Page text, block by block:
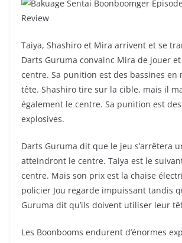
Taiya, Shashiro et Mira arrivent et se
Darts Guruma convainc Mira de jouer
centre. Sa punition est des bassines en
tête. Shashiro tire sur la cible, mais il
également le centre. Sa punition est
explosives.
Darts Guruma dit que le jeu s’arrêtera
atteindront le centre. Taiya est le
centre. Mais son prix est la chaise
policier Jou regarde impuissant tandis
Guruma dit qu’ils doivent utiliser leur
Les Boonbooms endurent d’énormes